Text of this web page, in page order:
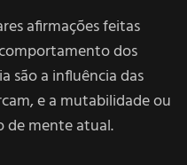
afirmações feitas
dos
são a influência das
e a mutabilidade ou
de mente atual.